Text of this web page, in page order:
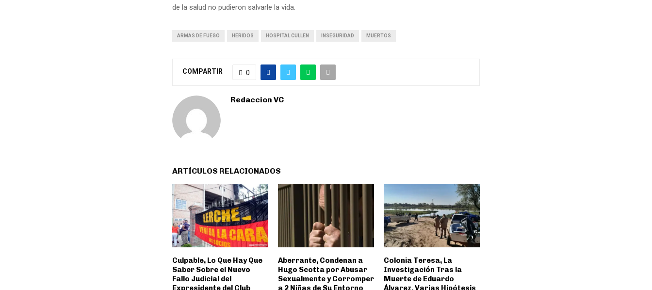
de la salud no pudieron salvarle la vida.
ARMAS DE FUEGO HERIDOS HOSPITAL CULLEN INSEGURIDAD MUERTOS
COMPARTIR 0
Redaccion VC
ARTÍCULOS RELACIONADOS
Culpable, Lo Que Hay Que
Saber Sobre el Nuevo
Fallo Judicial del
Aberrante, Condenan a
Hugo Scotta por Abusar
Sexualmente y Corromper
Colonia Teresa, La
Investigación Tras la
Muerte de Eduardo